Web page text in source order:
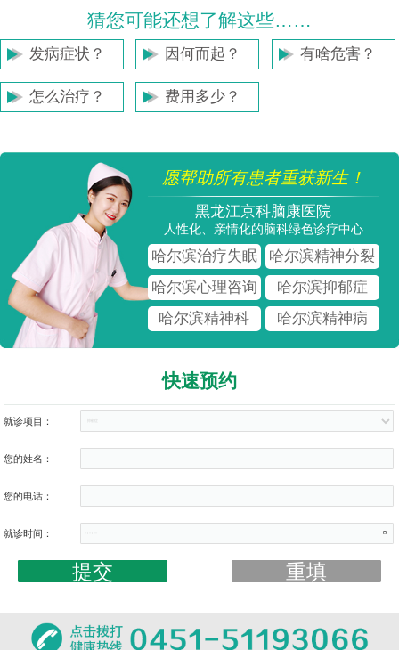
猜您可能还想了解这些……
发病症状？ 因何而起？ 有啥危害？
怎么治疗？ 费用多少？
愿帮助所有患者重获新生！
黑龙江京科脑康医院
人性化、亲情化的脑科绿色诊疗中心
哈尔滨治疗失眠
哈尔滨精神分裂
哈尔滨心理咨询
哈尔滨抑郁症
哈尔滨精神科
哈尔滨精神病
快速预约
就诊项目：
您的姓名：
您的电话：
就诊时间：